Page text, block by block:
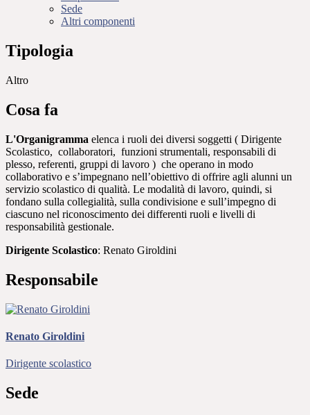
Sede
Altri componenti
Tipologia
Altro
Cosa fa
L'Organigramma elenca i ruoli dei diversi soggetti ( Dirigente
Scolastico, collaboratori, funzioni strumentali, responsabili di
plesso, referenti, gruppi di lavoro ) che operano in modo
collaborativo e s’impegnano nell’obiettivo di offrire agli alunni un
servizio scolastico di qualità. Le modalità di lavoro, quindi, si
fondano sulla collegialità, sulla condivisione e sull’impegno di
ciascuno nel riconoscimento dei differenti ruoli e livelli di
responsabilità gestionale.
Dirigente Scolastico: Renato Giroldini
Responsabile
Renato Giroldini
Dirigente scolastico
Sede